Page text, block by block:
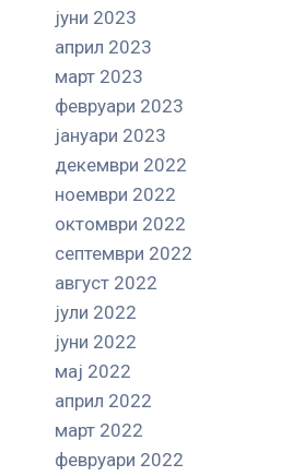
јуни 2023
април 2023
март 2023
февруари 2023
јануари 2023
декември 2022
ноември 2022
октомври 2022
септември 2022
август 2022
јули 2022
јуни 2022
мај 2022
април 2022
март 2022
февруари 2022